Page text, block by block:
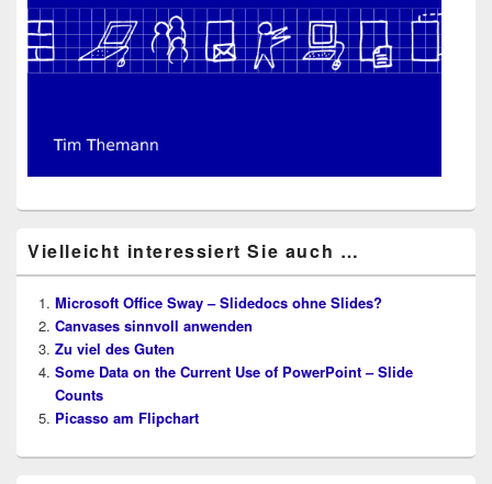
Vielleicht interessiert Sie auch …
Microsoft Office Sway – Slidedocs ohne Slides?
Canvases sinnvoll anwenden
Zu viel des Guten
Some Data on the Current Use of PowerPoint – Slide
Counts
Picasso am Flipchart